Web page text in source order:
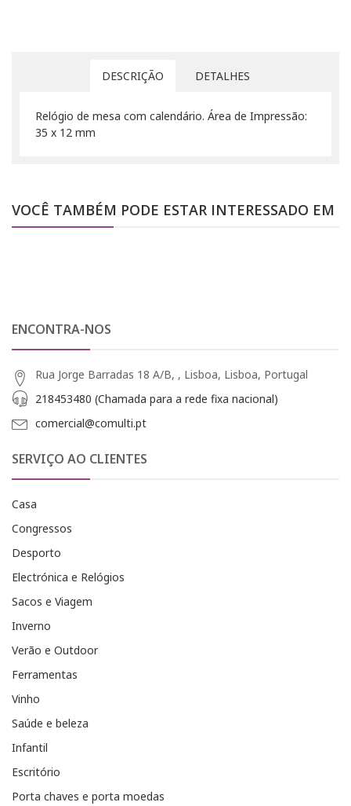
DESCRIÇÃO DETALHES
Relógio de mesa com calendário. Área de Impressão:
35 x 12 mm
VOCÊ TAMBÉM PODE ESTAR INTERESSADO EM
ENCONTRA-NOS
Rua Jorge Barradas 18 A/B, , Lisboa, Lisboa, Portugal
218453480 (Chamada para a rede fixa nacional)
comercial@comulti.pt
SERVIÇO AO CLIENTES
Casa
Congressos
Desporto
Electrónica e Relógios
Sacos e Viagem
Inverno
Verão e Outdoor
Ferramentas
Vinho
Saúde e beleza
Infantil
Escritório
Porta chaves e porta moedas